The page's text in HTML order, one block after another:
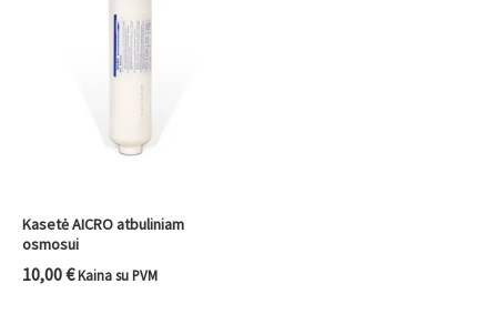
Kasetė AICRO atbuliniam
osmosui
10,00€Kaina su PVM